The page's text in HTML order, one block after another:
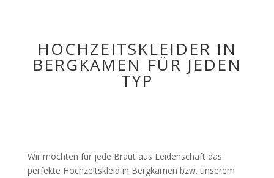
HOCHZEITSKLEIDER IN
BERGKAMEN FÜR JEDEN
TYP
Wir möchten für jede Braut aus Leidenschaft das
perfekte Hochzeitskleid in Bergkamen bzw. unserem